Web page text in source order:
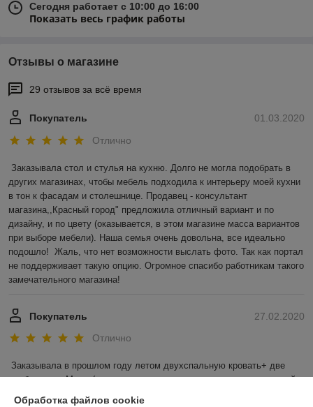
Сегодня работает с 10:00 до 16:00
Показать весь график работы
Отзывы о магазине
29 отзывов за всё время
01.03.2020
Покупатель
Отлично
Заказывала стол и стулья на кухню. Долго не могла подобрать в
других магазинах, чтобы мебель подходила к интерьеру моей кухни
в тон к фасадам и столешнице. Продавец - консультант
магазина,,Красный город" предложила отличный вариант и по
дизайну, и по цвету (оказывается, в этом магазине масса вариантов
при выборе мебели). Наша семья очень довольна, все идеально
подошло!  Жаль, что нет возможности выслать фото. Так как портал
не поддерживает такую опцию. Огромное спасибо работникам такого
замечательного магазина!
27.02.2020
Покупатель
Отлично
Заказывала в прошлом году летом двухспальную кровать+ две
тумбочки в г. Минск( заранее прошу изв. у компании за запоздалый
Обработка файлов cookie